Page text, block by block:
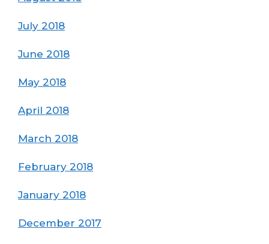
July 2018
June 2018
May 2018
April 2018
March 2018
February 2018
January 2018
December 2017